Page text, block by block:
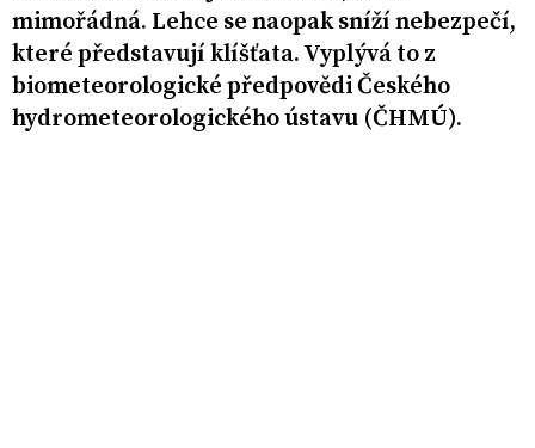
mimořádná. Lehce se naopak sníží nebezpečí,
které představují klíšťata. Vyplývá to z
biometeorologické předpovědi Českého
hydrometeorologického ústavu (ČHMÚ).